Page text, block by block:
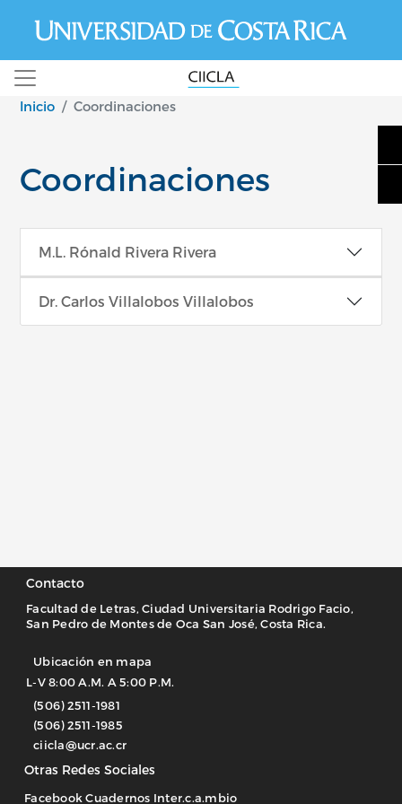
Inicio Coordinaciones
Coordinaciones
M.L. Rónald Rivera Rivera
Dr. Carlos Villalobos Villalobos
Contacto
Facultad de Letras, Ciudad Universitaria Rodrigo Facio,
San Pedro de Montes de Oca San José, Costa Rica.
Ubicación en mapa
L-V 8:00 A.M. A 5:00 P.M.
(506) 2511-1981
(506) 2511-1985
ciicla@ucr.ac.cr
Otras Redes Sociales
Facebook Cuadernos Inter.c.a.mbio